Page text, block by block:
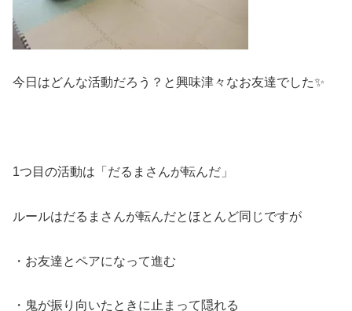
今日はどんな活動だろう？と興味津々なお友達でした✨
1つ目の活動は「だるまさんが転んだ」
ルールはだるまさんが転んだとほとんど同じですが
・お友達とペアになって進む
・鬼が振り向いたときに止まって隠れる